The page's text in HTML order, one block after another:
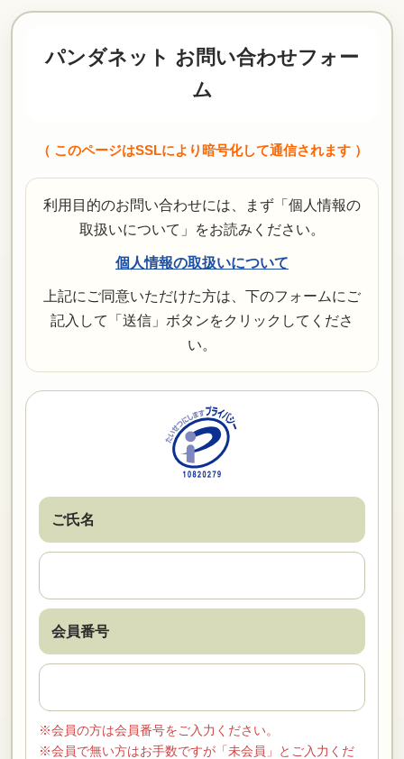
パンダネット お問い合わせフォー
ム
（ このページはSSLにより暗号化して通信されます ）
利用目的のお問い合わせには、まず「個人情報の
取扱いについて」をお読みください。
個人情報の取扱いについて
上記にご同意いただけた方は、下のフォームにご
記入して「送信」ボタンをクリックしてくださ
い。
ご氏名
会員番号
※会員の方は会員番号をご入力ください。
※会員で無い方はお手数ですが「未会員」とご入力くだ